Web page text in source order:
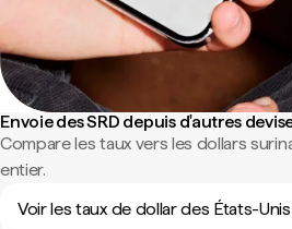
Envoie des SRD depuis d'autres
Compare les taux vers les dollars
entier.
Voir les taux de dollar des États-